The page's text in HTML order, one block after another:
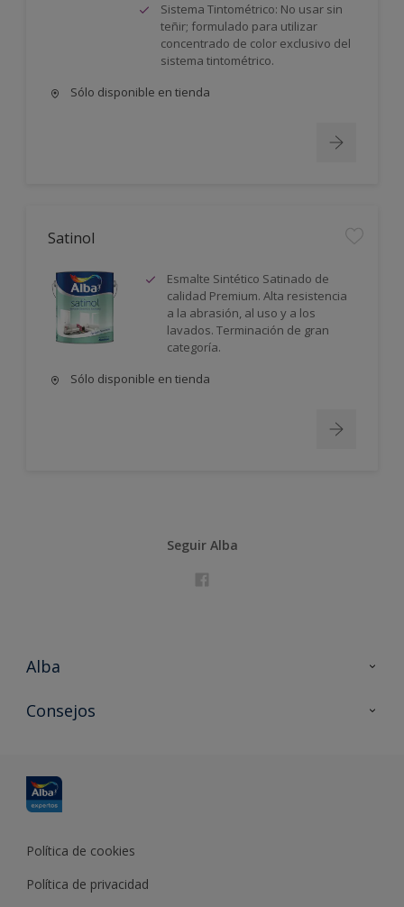
Sistema Tintométrico: No usar sin
teñir; formulado para utilizar
concentrado de color exclusivo del
sistema tintométrico.
Sólo disponible en tienda
Satinol
Esmalte Sintético Satinado de
calidad Premium. Alta resistencia
a la abrasión, al uso y a los
lavados. Terminación de gran
categoría.
Sólo disponible en tienda
Seguir Alba
Alba
Contacta con nosotros
Consejos
Política de cookies
Política de privacidad